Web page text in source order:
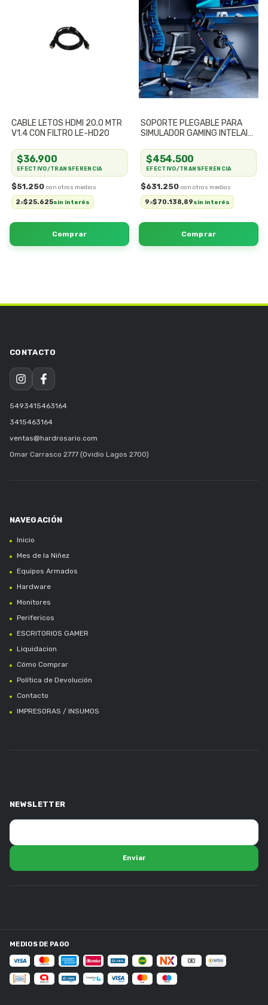
CABLE LETOS HDMI 20.0 MTR
V1.4 CON FILTRO LE-HD20
$51.250
2x$25.625sin interés
$36.900
EFECTIVO/TRANSFERENCIA
SOPORTE PLEGABLE PARA
SIMULADOR GAMING INTELAID
$631.250
9x$70.138,89sin interés
$454.500
EFECTIVO/TRANSFERENCIA
5493415463164
3415463164
ventas@hardrosario.com
Omar Carrasco 2777 (Ovidio Lagos 2700)
Inicio
Mes de la Niñez
Equipos Armados
Hardware
Monitores
Perifericos
ESCRITORIOS GAMER
Liquidacion
Cómo Comprar
Política de Devolución
Contacto
IMPRESORAS / INSUMOS
NEWSLETTER
MEDIOS DE PAGO